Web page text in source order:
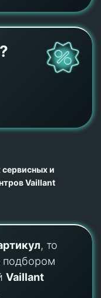
и
Vaillant
, то
подбором
Vaillant